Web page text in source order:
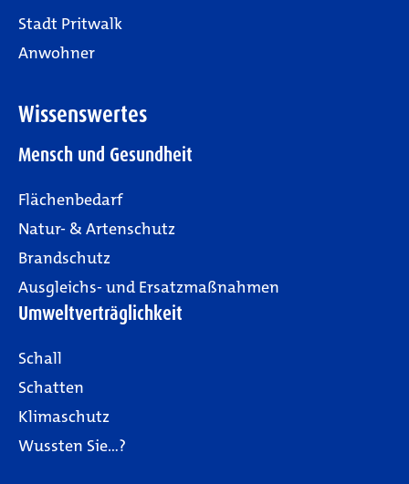
Stadt Pritwalk
Anwohner
Wissenswertes
Mensch und Gesundheit
Flächenbedarf
Natur- & Artenschutz
Brandschutz
Ausgleichs- und Ersatzmaßnahmen
Umweltverträglichkeit
Schall
Schatten
Klimaschutz
Wussten Sie…?